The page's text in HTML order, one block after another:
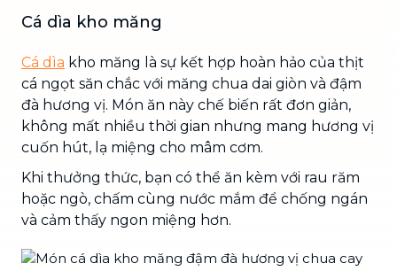
Cá dìa kho măng
Cá dìa kho măng là sự kết hợp hoàn hảo của thịt
cá ngọt săn chắc với măng chua dai giòn và đậm
đà hương vị. Món ăn này chế biến rất đơn giản,
không mất nhiều thời gian nhưng mang hương vị
cuốn hút, lạ miệng cho mâm cơm.
Khi thưởng thức, bạn có thể ăn kèm với rau răm
hoặc ngò, chấm cùng nước mắm để chống ngán
và cảm thấy ngon miệng hơn.